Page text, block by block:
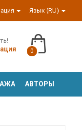
Язык (RU)
0
АВТОРЫ